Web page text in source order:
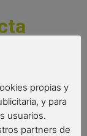
tortillas por su
propias y
y para
usuarios.
partners de